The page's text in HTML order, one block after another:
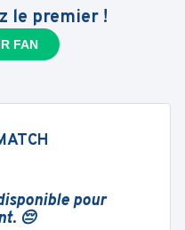
le premier !
FAN
pour
😔